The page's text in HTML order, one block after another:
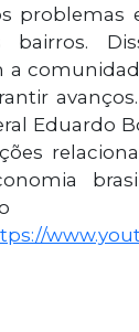
problemas
bairros.
a
Eduardo